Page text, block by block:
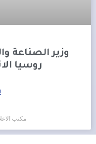
وزير الصناعة
روسيا
مكتب